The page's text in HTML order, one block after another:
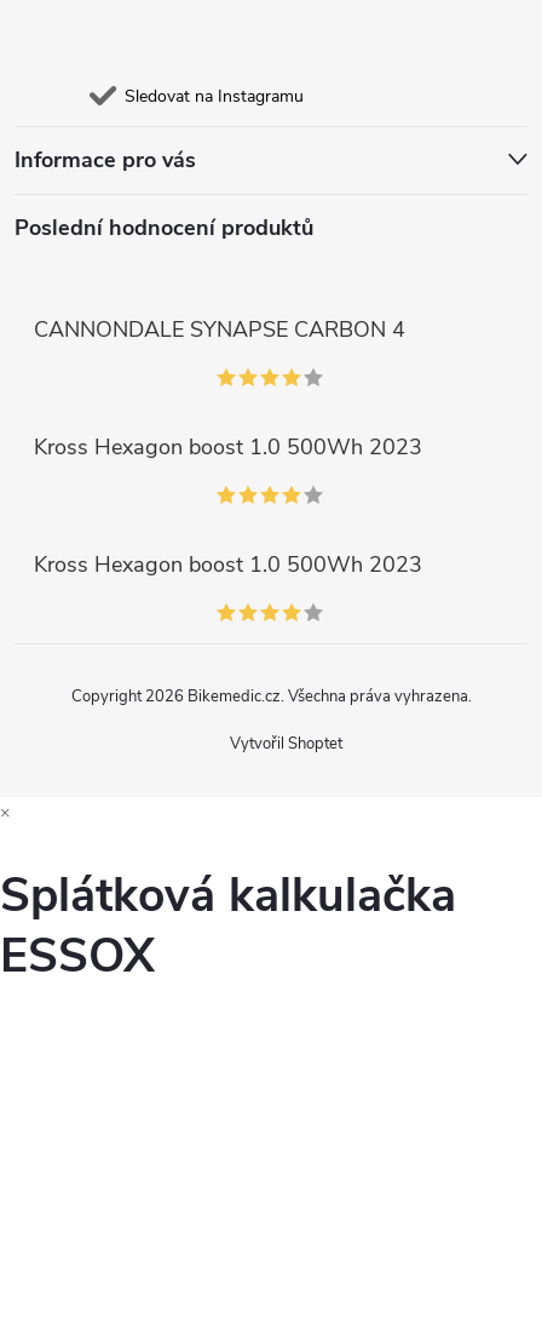
Sledovat na Instagramu
Informace pro vás
Poslední hodnocení produktů
CANNONDALE SYNAPSE CARBON 4
Kross Hexagon boost 1.0 500Wh 2023
Kross Hexagon boost 1.0 500Wh 2023
Vytvořil Shoptet
Copyright 2026 Bikemedic.cz. Všechna práva vyhrazena.
×
Splátková kalkulačka
ESSOX